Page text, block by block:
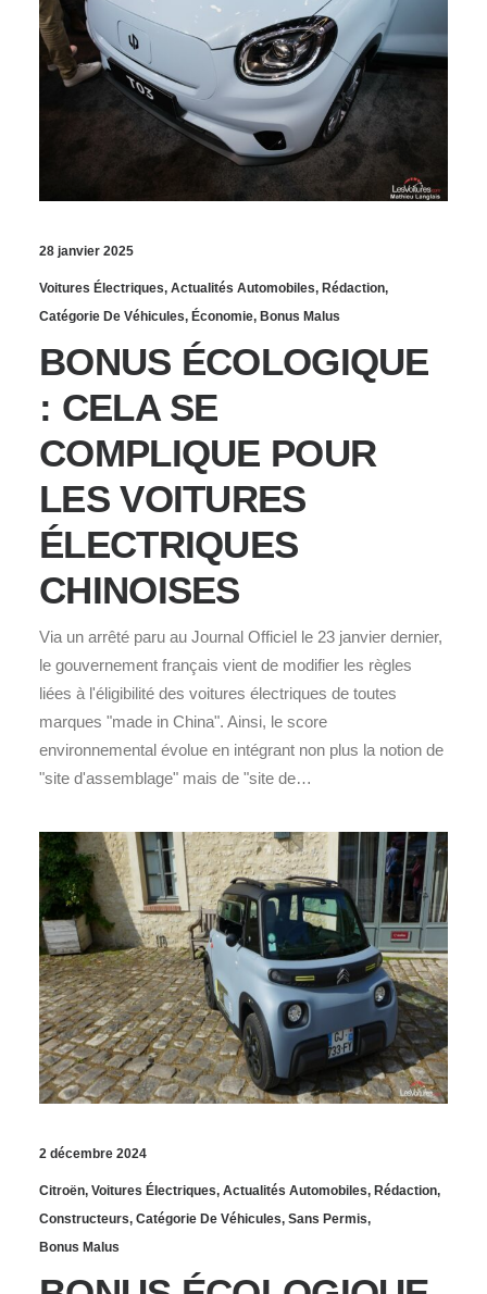
28 janvier 2025
Voitures Électriques, Actualités Automobiles, Rédaction,
Catégorie De Véhicules, Économie, Bonus Malus
BONUS ÉCOLOGIQUE
: CELA SE
COMPLIQUE POUR
LES VOITURES
ÉLECTRIQUES
CHINOISES
Via un arrêté paru au Journal Officiel le 23 janvier dernier,
le gouvernement français vient de modifier les règles
liées à l'éligibilité des voitures électriques de toutes
marques "made in China". Ainsi, le score
environnemental évolue en intégrant non plus la notion de
"site d'assemblage" mais de "site de…
2 décembre 2024
Citroën, Voitures Électriques, Actualités Automobiles, Rédaction,
Constructeurs, Catégorie De Véhicules, Sans Permis,
Bonus Malus